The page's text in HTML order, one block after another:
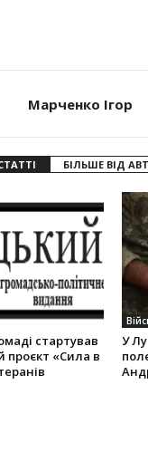
Марченко Ігор
БІЛЬШЕ ВІД
стартував
проєкт «Сила в
У